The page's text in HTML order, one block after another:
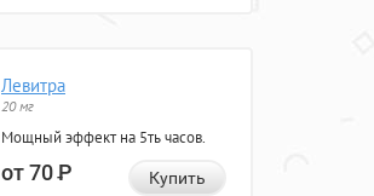
Левитра
20 мг
Мощный эффект на 5ть часов.
от 70Р Купить